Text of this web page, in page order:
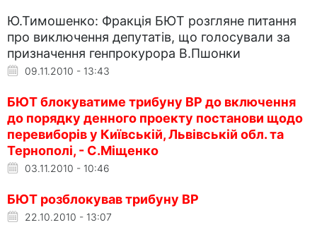
Ю.Тимошенко: Фракція БЮТ розгляне питання
про виключення депутатів, що голосували за
призначення генпрокурора В.Пшонки
09.11.2010 - 13:43
БЮТ блокуватиме трибуну ВР до включення
до порядку денного проекту постанови щодо
перевиборів у Київській, Львівській обл. та
Тернополі, - С.Міщенко
03.11.2010 - 10:46
БЮТ розблокував трибуну ВР
22.10.2010 - 13:07